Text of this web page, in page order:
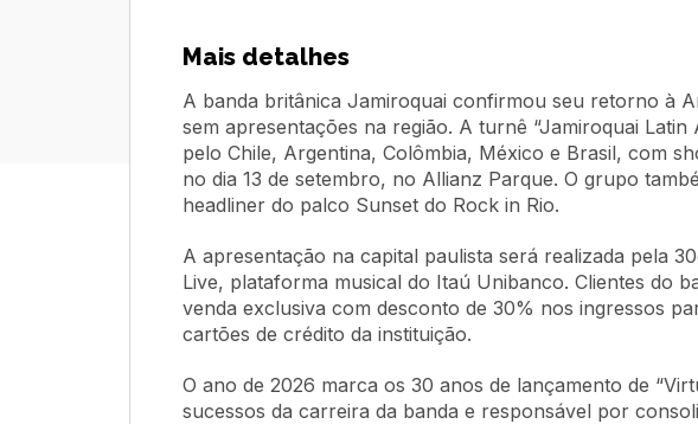
Mais detalhes
A banda britânica Jamiroquai confirmou seu retorno à
sem apresentações na região. A turnê “Jamiroquai
pelo Chile, Argentina, Colômbia, México e Brasil, com
no dia 13 de setembro, no Allianz Parque. O grupo
headliner do palco Sunset do Rock in Rio.
A apresentação na capital paulista será realizada pela
Live, plataforma musical do Itaú Unibanco. Clientes do
venda exclusiva com desconto de 30% nos ingressos
cartões de crédito da instituição.
O ano de 2026 marca os 30 anos de lançamento de
sucessos da carreira da banda e responsável por